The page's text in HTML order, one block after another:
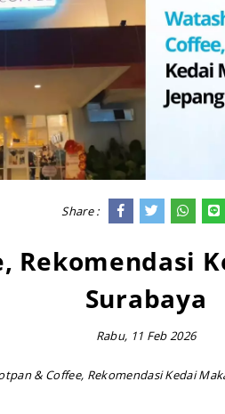
Share :
Rekomendasi
Surabaya
Rabu, 11 Feb 2026
& Coffee, Rekomendasi Kedai